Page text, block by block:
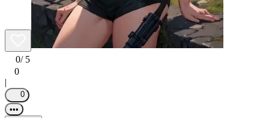
0/ 5
0
|
0
•••